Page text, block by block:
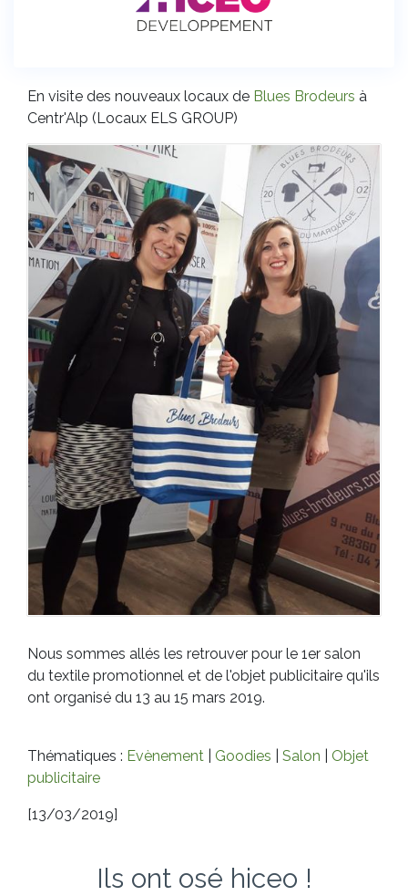
En visite des nouveaux locaux de Blues Brodeurs à
Centr'Alp (Locaux ELS GROUP)
Nous sommes allés les retrouver pour le 1er salon
du textile promotionnel et de l'objet publicitaire qu'ils
ont organisé du 13 au 15 mars 2019.
Thématiques : Evènement Goodies Salon
Objet
publicitaire
[13/03/2019]
Ils ont osé hiceo !